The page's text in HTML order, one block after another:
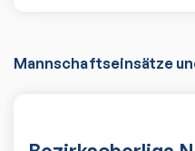
Mannschaftseinsätze